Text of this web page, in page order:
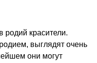
родий красители.
выглядят очень
они могут